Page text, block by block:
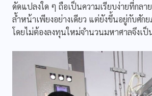
ดัดแปลงใด ๆ ถือเป็นความเรียบง่ายที่กล
ล้ำหน้าเพียงอย่างเดียว แต่ยังขึ้นอยู่กับศัก
โดยไม่ต้องลงทุนใหม่จำนวนมหาศาลจึงเ